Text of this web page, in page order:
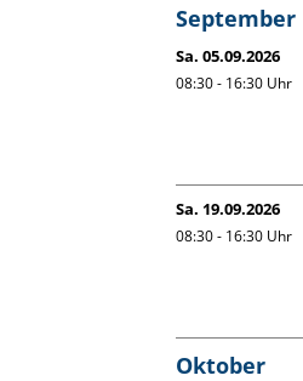
September
Sa. 05.09.2026
08:30 - 16:30 Uhr
Sa. 19.09.2026
08:30 - 16:30 Uhr
Oktober